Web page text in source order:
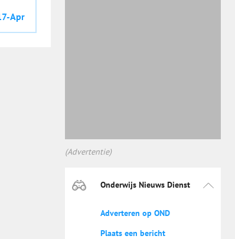
Apr
(Advertentie)
Onderwijs Nieuws Dienst
Adverteren op OND
Plaats een bericht